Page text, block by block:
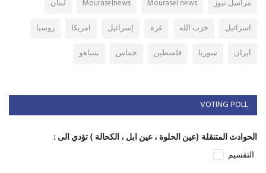
مراسل نيوز Mourasel news
Mouraselnews
لبنان
اسرائيل
حزب الله غزة إسرائيل امريكا
روسيا
ايران
سوريا فلسطين حماس نتنياهو
VOTING POLL
الحوادث المتنقلة (عين الحلوة ، عين ابل ، الكحالة ) تؤدي الى :
التقسيم